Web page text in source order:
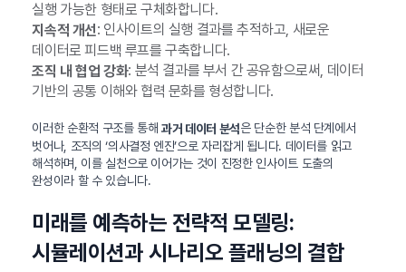
실행 가능한 형태로 구체화합니다.
지속적 개선: 인사이트의 실행 결과를 추적하고, 새로운
데이터로 피드백 루프를 구축합니다.
조직 내 협업 강화: 분석 결과를 부서 간 공유함으로써, 데이터
기반의 공통 이해와 협력 문화를 형성합니다.
이러한 순환적 구조를 통해과거 데이터 분석은 단순한 분석 단계에서
벗어나, 조직의 ‘의사결정 엔진’으로 자리잡게 됩니다. 데이터를 읽고
해석하며, 이를 실천으로 이어가는 것이 진정한 인사이트 도출의
완성이라 할 수 있습니다.
미래를 예측하는 전략적 모델링:
시뮬레이션과 시나리오 플래닝의 결합